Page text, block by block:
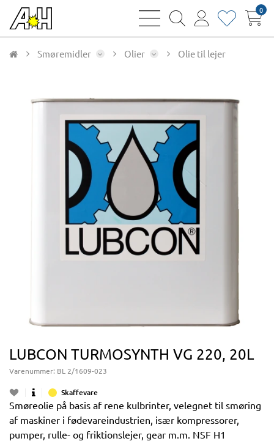
bars
magnifying
user
heart0
Smøremidler Olier Olie til lejer
LUBCON TURMOSYNTH VG 220, 20L
Varenummer: BL 2/1609-023
Skaffevare
Smøreolie på basis af rene kulbrinter, velegnet til smøring
af maskiner i fødevareindustrien, især kompressorer,
pumper, rulle- og friktionslejer, gear m.m. NSF H1